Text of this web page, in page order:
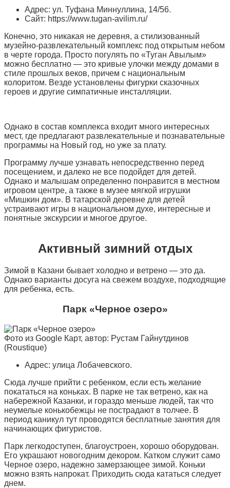
Адрес: ул. Туфана Миннуллина, 14/56.
Сайт: https://www.tugan-avilim.ru/
Конечно, это никакая не деревня, а стилизованный
музейно-развлекательный комплекс под открытым небом
в черте города. Просто погулять по «Туган Авылым»
можно бесплатно — это кривые улочки между домами в
стиле прошлых веков, причем с национальным
колоритом. Везде установлены фигурки сказочных
героев и другие симпатичные инсталляции.
Однако в состав комплекса входит много интересных
мест, где предлагают развлекательные и познавательные
программы на Новый год, но уже за плату.
Программу лучше узнавать непосредственно перед
посещением, и далеко не все подойдет для детей.
Однако и малышам определенно понравится в местном
игровом центре, а также в музее мягкой игрушки
«Мишкин дом». В татарской деревне для детей
устраивают игры в национальном духе, интересные и
понятные экскурсии и многое другое.
Активный зимний отдых
Зимой в Казани бывает холодно и ветрено — это да.
Однако варианты досуга на свежем воздухе, подходящие
для ребенка, есть.
Парк «Черное озеро»
Фото из Google Карт, автор: Рустам Гайнутдинов
(Roustique)
Адрес: улица Лобачевского.
Сюда лучше прийти с ребенком, если есть желание
покататься на коньках. В парке не так ветрено, как на
набережной Казанки, и гораздо меньше людей, так что
неумелые конькобежцы не пострадают в толчее. В
период каникул тут проводятся бесплатные занятия для
начинающих фигуристов.
Парк легкодоступен, благоустроен, хорошо оборудован.
Его украшают новогодним декором. Катком служит само
Черное озеро, надежно замерзающее зимой. Коньки
можно взять напрокат. Приходить сюда кататься следует
днем.